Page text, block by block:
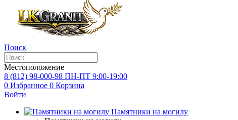
Поиск
Местоположение
8 (812) 98-000-98 ПН-ПТ 9:00-19:00
0 Избранное 0 Корзина
Войти
Памятники на могилу